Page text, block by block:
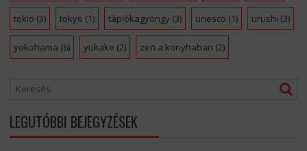
tokio (3) tokyo (1) tápiókagyöngy (3) unesco (1) urushi (3)
yokohama (6) yukake (2) zen a konyhaban (2)
LEGUTÓBBI BEJEGYZÉSEK